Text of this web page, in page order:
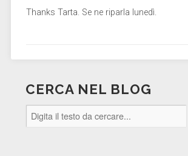
Thanks Tarta. Se ne riparla lunedì.
CERCA NEL BLOG